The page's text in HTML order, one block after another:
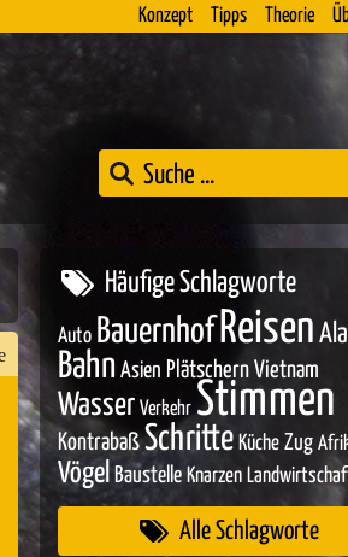
Konzept Tipps Theorie
Häufige Schlagworte
Auto Bauernhof Reisen
Bahn Asien Plätschern Vietnam
Wasser Verkehr Stimmen
Kontrabaß Schritte Küche Zug
Vögel Baustelle Knarzen
Alle Schlagworte